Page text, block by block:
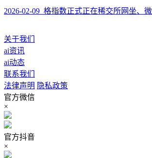
2026-02-09 格指数正式正在稀交所网坐、
关于我们
ai资讯
ai动态
联系我们
法律声明 隐私政策
官方微信
×
官方抖音
×